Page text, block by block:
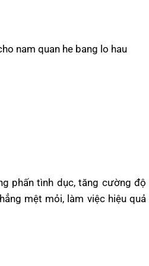
phấn tình dục, tăng cường độ
mệt mỏi, làm việc hiệu quả